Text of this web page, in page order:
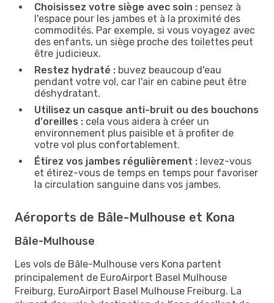
Choisissez votre siège avec soin : pensez à
l'espace pour les jambes et à la proximité des
commodités. Par exemple, si vous voyagez avec
des enfants, un siège proche des toilettes peut
être judicieux.
Restez hydraté : buvez beaucoup d'eau
pendant votre vol, car l'air en cabine peut être
déshydratant.
Utilisez un casque anti-bruit ou des bouchons
d'oreilles : cela vous aidera à créer un
environnement plus paisible et à profiter de
votre vol plus confortablement.
Étirez vos jambes régulièrement : levez-vous
et étirez-vous de temps en temps pour favoriser
la circulation sanguine dans vos jambes.
Aéroports de Bâle-Mulhouse et Kona
Bâle-Mulhouse
Les vols de Bâle-Mulhouse vers Kona partent
principalement de EuroAirport Basel Mulhouse
Freiburg, EuroAirport Basel Mulhouse Freiburg. La